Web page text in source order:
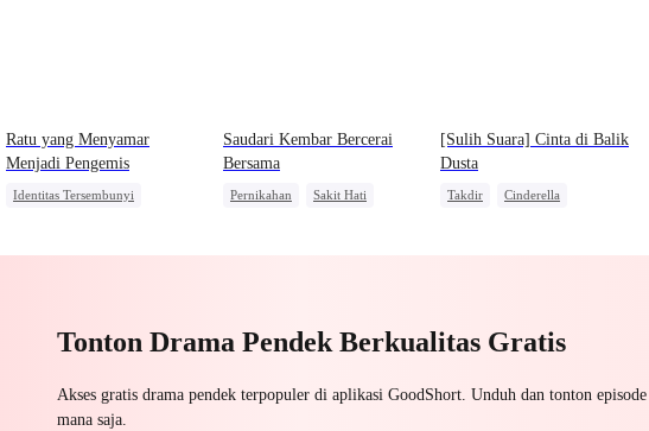
Ratu yang Menyamar
Menjadi Pengemis
Identitas Tersembunyi
Saudari Kembar Bercerai
Bersama
Pernikahan
Sakit Hati
[Sulih Suara] Cinta di Balik
Dusta
Takdir
Cinderella
Tonton Drama Pendek Berkualitas Gratis
Akses gratis drama pendek terpopuler di aplikasi GoodShort. Unduh dan tonton
mana saja.